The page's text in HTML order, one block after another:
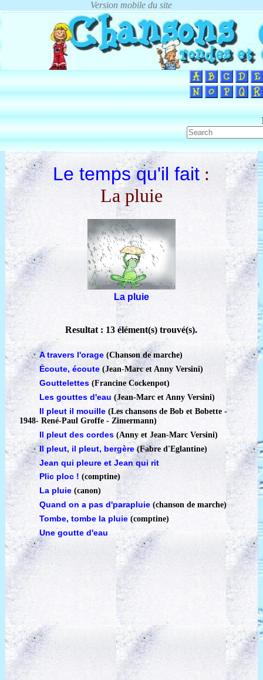
Le temps qu'il fait :
La pluie
La pluie
Resultat : 13 élément(s) trouvé(s).
A travers l'orage(Chanson de marche)
Écoute, écoute(Jean-Marc et Anny Versini)
Gouttelettes (Francine Cockenpot)
Les gouttes d'eau (Jean-Marc et Anny Versini)
Il pleut il mouille (Les chansons de Bob et Bobette -
1948-René-Paul Groffe - Zimermann)
Il pleut des cordes (Anny et Jean-Marc Versini)
Il pleut, il pleut, bergère (Fabre d'Eglantine)
Jean qui pleure et Jean qui rit
Plic ploc ! (comptine)
La pluie(canon)
Quand on a pas d'parapluie(chanson de marche)
Tombe, tombe la pluie(comptine)
Une goutte d'eau